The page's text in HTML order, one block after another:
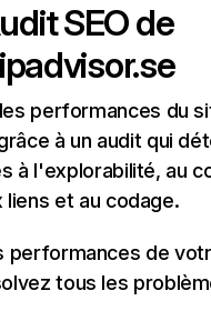
SEO de
performances du
à un audit qui
à l'explorabilité, au
liens et au codage.
performances de
tous les